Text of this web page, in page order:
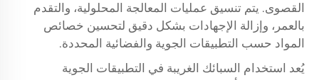
القصوى. يتم تنسيق عمليات المعالجة المحلولية، والتقدم
بالعمر، وإزالة الإجهادات بشكل دقيق لتحسين خصائص
المواد حسب التطبيقات الجوية والفضائية المحددة.
يُعد استخدام السبائك الغريبة في التطبيقات الجوية